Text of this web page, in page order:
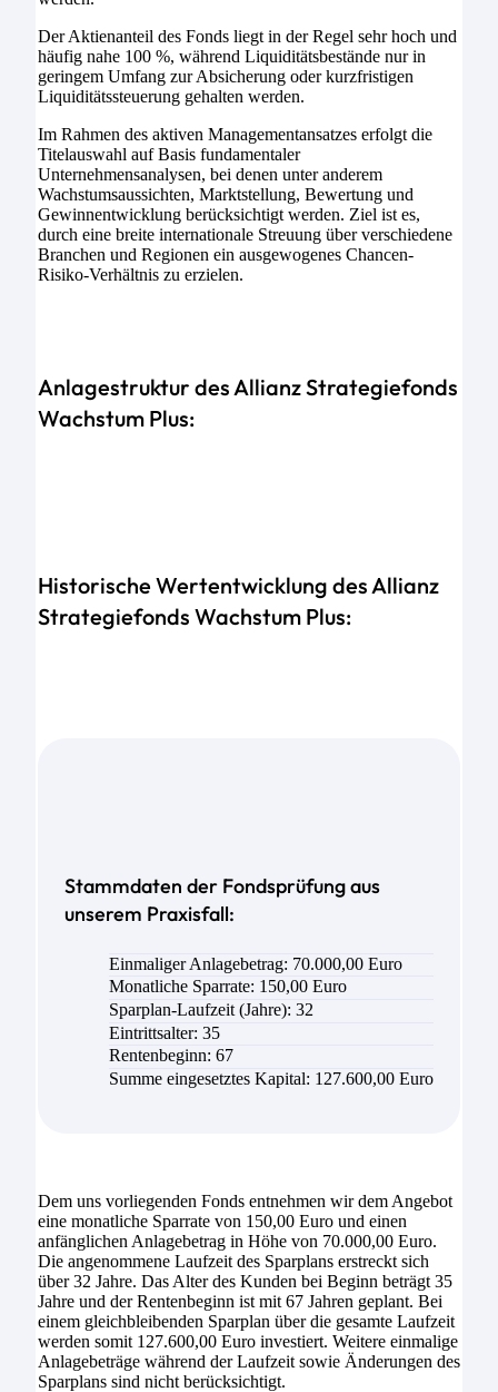
Der Aktienanteil des Fonds liegt in der Regel sehr hoch und
häufig nahe 100 %, während Liquiditätsbestände nur in
geringem Umfang zur Absicherung oder kurzfristigen
Liquiditätssteuerung gehalten werden.
Im Rahmen des aktiven Managementansatzes erfolgt die
Titelauswahl auf Basis fundamentaler
Unternehmensanalysen, bei denen unter anderem
Wachstumsaussichten, Marktstellung, Bewertung und
Gewinnentwicklung berücksichtigt werden. Ziel ist es,
durch eine breite internationale Streuung über verschiedene
Branchen und Regionen ein ausgewogenes Chancen-
Risiko-Verhältnis zu erzielen.
Anlagestruktur des Allianz Strategiefonds
Wachstum Plus:
Historische Wertentwicklung des Allianz
Strategiefonds Wachstum Plus:
Stammdaten der Fondsprüfung aus
unserem Praxisfall:
Einmaliger Anlagebetrag: 70.000,00 Euro
Monatliche Sparrate: 150,00 Euro
Sparplan-Laufzeit (Jahre): 32
Eintrittsalter: 35
Rentenbeginn: 67
Summe eingesetztes Kapital: 127.600,00 Euro
Dem uns vorliegenden Fonds entnehmen wir dem Angebot
eine monatliche Sparrate von 150,00 Euro und einen
anfänglichen Anlagebetrag in Höhe von 70.000,00 Euro.
Die angenommene Laufzeit des Sparplans erstreckt sich
über 32 Jahre. Das Alter des Kunden bei Beginn beträgt 35
Jahre und der Rentenbeginn ist mit 67 Jahren geplant. Bei
einem gleichbleibenden Sparplan über die gesamte Laufzeit
werden somit 127.600,00 Euro investiert. Weitere einmalige
Anlagebeträge während der Laufzeit sowie Änderungen des
Sparplans sind nicht berücksichtigt.